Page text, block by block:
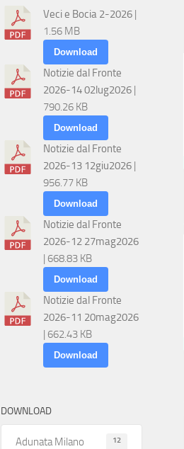
Veci e Bocia 2-2026 |
1.56 MB
Download
Notizie dal Fronte
2026-14 02lug2026 |
790.26 KB
Download
Notizie dal Fronte
2026-13 12giu2026 |
956.77 KB
Download
Notizie dal Fronte
2026-12 27mag2026
| 668.83 KB
Download
Notizie dal Fronte
2026-11 20mag2026
| 662.43 KB
Download
DOWNLOAD
Adunata Milano
12